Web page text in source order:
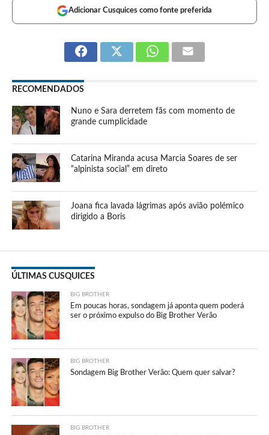
Adicionar Cusquices como fonte preferida
RECOMENDADOS
Nuno e Sara derretem fãs com momento de
grande cumplicidade
Catarina Miranda acusa Marcia Soares de ser
“alpinista social” em direto
Joana fica lavada lágrimas após avião polémico
dirigido a Boris
ÚLTIMAS CUSQUICES
BIG BROTHER
Em poucas horas, sondagem já aponta quem poderá
ser o próximo expulso do Big Brother Verão
BIG BROTHER
Sondagem Big Brother Verão: Quem quer salvar?
BIG BROTHER